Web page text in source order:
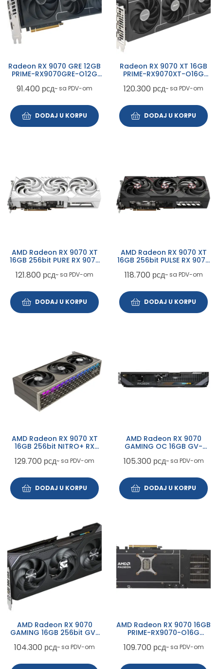
Radeon RX 9070 GRE 12GB
PRIME-RX9070GRE-O12G
91.400 рсд~ sa PDV-om
DODAJ U KORPU
Radeon RX 9070 XT 16GB
PRIME-RX9070XT-O16G
120.300 рсд~ sa PDV-om
DODAJ U KORPU
AMD Radeon RX 9070 XT
16GB 256bit PURE RX 9070
(11348-02-20G) grafička
121.800 рсд~ sa PDV-om
DODAJ U KORPU
AMD Radeon RX 9070 XT
16GB 256bit PULSE RX 9070
03-20G) grafička karta
118.700 рсд~ sa PDV-om
DODAJ U KORPU
AMD Radeon RX 9070 XT
16GB 256bit NITRO+ RX
(11348-01-20G) grafička
129.700 рсд~ sa PDV-om
DODAJ U KORPU
AMD Radeon RX 9070
GAMING OC 16GB GV-
rev. 1.0 grafička karta
105.300 рсд~ sa PDV-om
DODAJ U KORPU
AMD Radeon RX 9070
GAMING 16GB 256bit GV-
1.0 grafička karta
104.300 рсд~ sa PDV-om
AMD Radeon RX 9070 16GB
PRIME-RX9070-O16G
109.700 рсд~ sa PDV-om